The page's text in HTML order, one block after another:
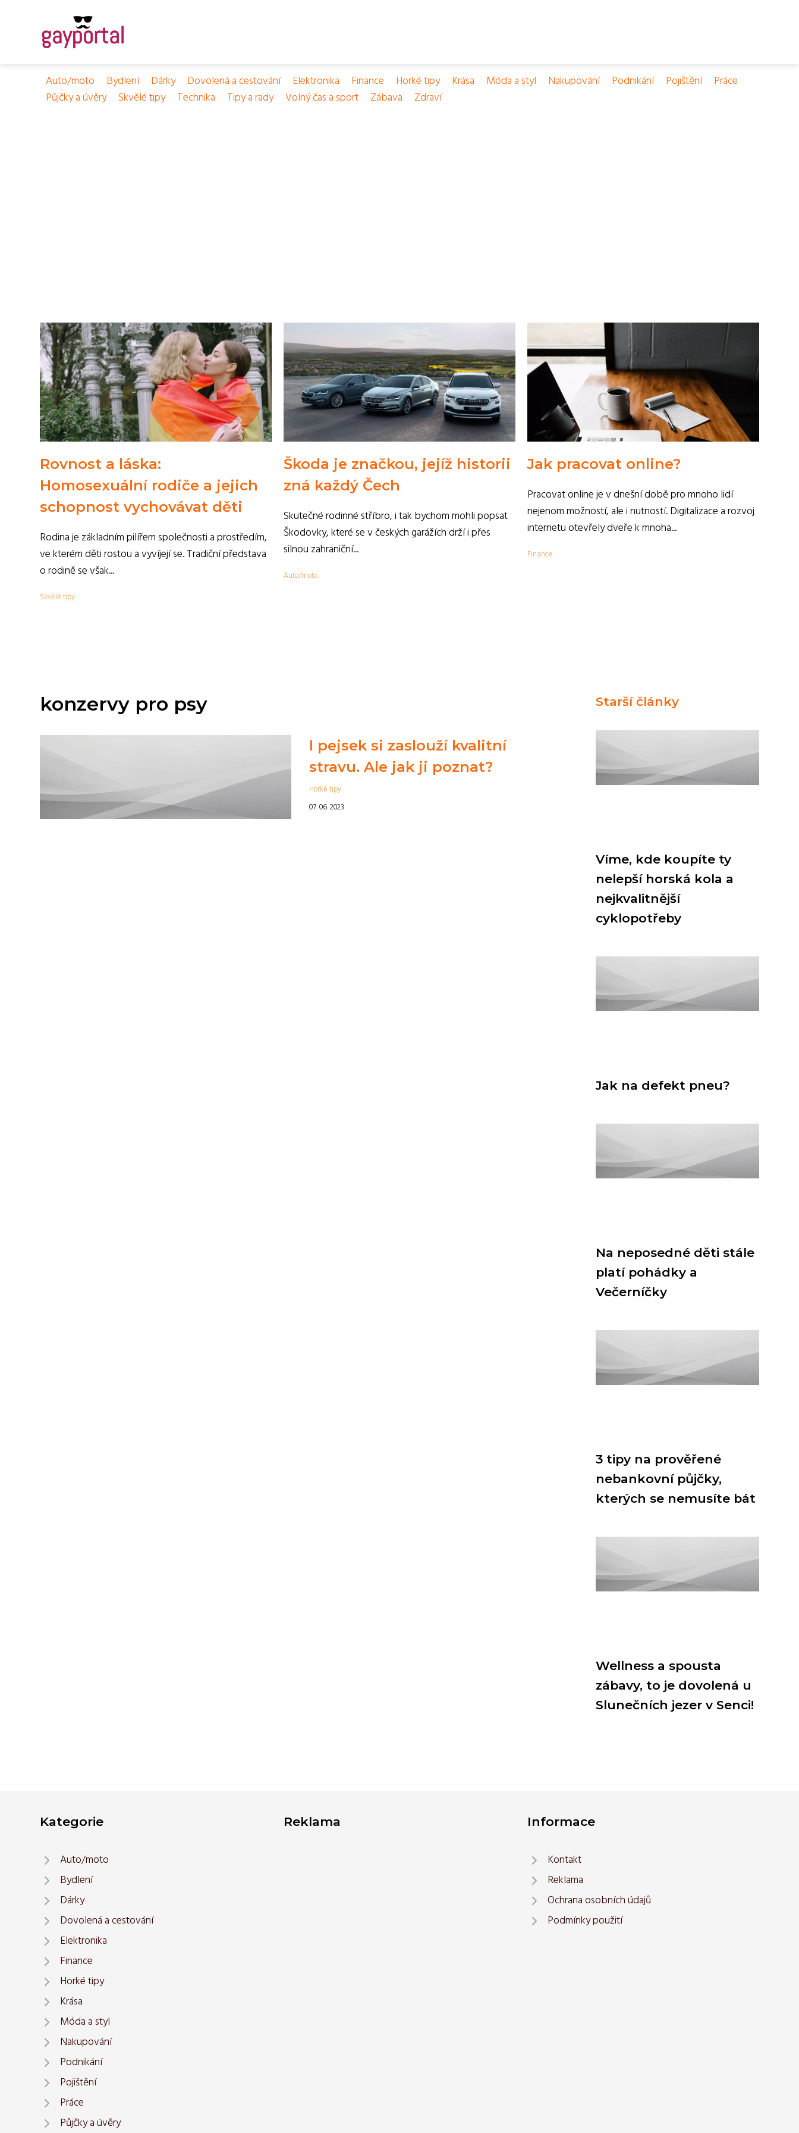
Auto/moto Bydlení Dárky Dovolená a cestování Elektronika Finance Horké tipy Krása Móda a styl Nakupování Podnikání Pojištění
Práce
Půjčky a úvěry
Skvělé tipy Technika Tipy a rady Volný čas a sport Zábava Zdraví
Rovnost a láska:
Homosexuální rodiče a jejich
schopnost vychovávat děti
Rodina je základním pilířem společnosti a prostředím,
ve kterém děti rostou a vyvíjejí se. Tradiční představa
o rodině se však...
Skvělé tipy
Škoda je značkou, jejíž historii
zná každý Čech
Skutečné rodinné stříbro, i tak bychom mohli popsat
Škodovky, které se v českých garážích drží i přes
silnou zahraniční...
Auto/moto
Jak pracovat online?
Pracovat online je v dnešní době pro mnoho lidí
nejenom možností, ale i nutností. Digitalizace a rozvoj
internetu otevřely dveře k mnoha...
Finance
konzervy pro psy
I pejsek si zaslouží kvalitní
stravu. Ale jak ji poznat?
Horké tipy
07. 06. 2023
Starší články
Víme, kde koupíte ty
nelepší horská kola a
nejkvalitnější
cyklopotřeby
Jak na defekt pneu?
Na neposedné děti stále
platí pohádky a
Večerníčky
3 tipy na prověřené
nebankovní půjčky,
kterých se nemusíte bát
Wellness a spousta
zábavy, to je dovolená u
Slunečních jezer v Senci!
Kategorie
Auto/moto
Bydlení
Dárky
Dovolená a cestování
Elektronika
Finance
Horké tipy
Krása
Móda a styl
Nakupování
Podnikání
Pojištění
Práce
Půjčky a úvěry
Reklama Informace
Kontakt
Reklama
Ochrana osobních údajů
Podmínky použití